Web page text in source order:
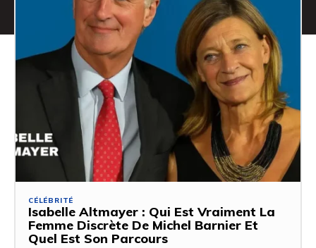
CÉLÉBRITÉ
Isabelle Altmayer : Qui Est Vraiment La
Femme Discrète De Michel Barnier Et
Quel Est Son Parcours